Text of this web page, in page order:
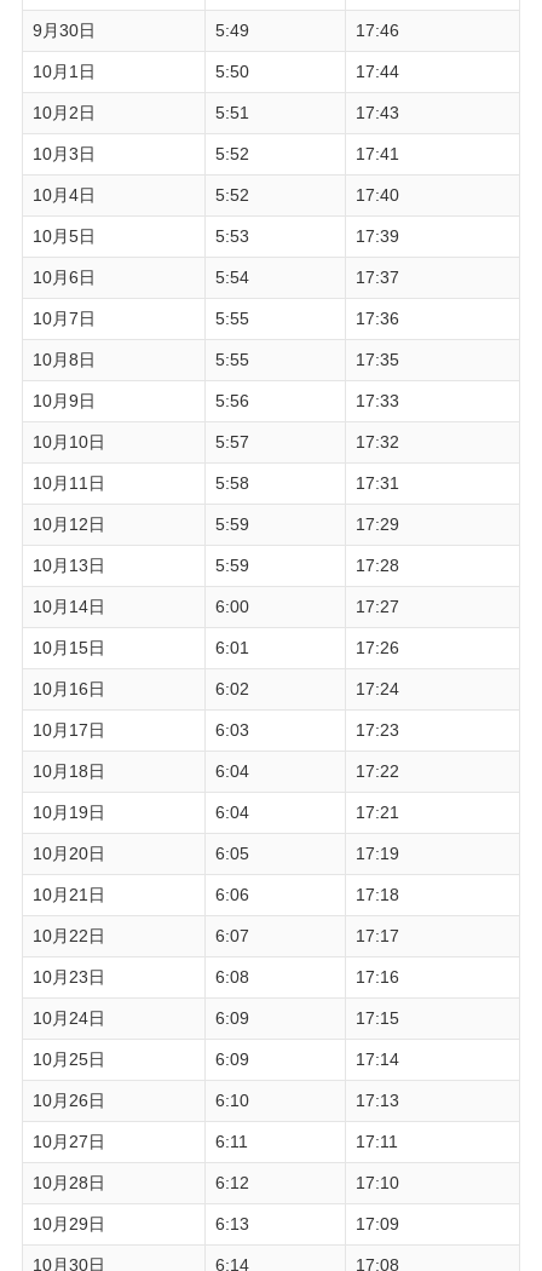
9月30日 5:49 17:46
10月1日 5:50 17:44
10月2日 5:51 17:43
10月3日 5:52 17:41
10月4日 5:52 17:40
10月5日 5:53 17:39
10月6日 5:54 17:37
10月7日 5:55 17:36
10月8日 5:55 17:35
10月9日 5:56 17:33
10月10日 5:57 17:32
10月11日 5:58 17:31
10月12日 5:59 17:29
10月13日 5:59 17:28
10月14日 6:00 17:27
10月15日 6:01 17:26
10月16日 6:02 17:24
10月17日 6:03 17:23
10月18日 6:04 17:22
10月19日 6:04 17:21
10月20日 6:05 17:19
10月21日 6:06 17:18
10月22日 6:07 17:17
10月23日 6:08 17:16
10月24日 6:09 17:15
10月25日 6:09 17:14
10月26日 6:10 17:13
10月27日 6:11 17:11
10月28日 6:12 17:10
10月29日 6:13 17:09
10月30日 6:14 17:08